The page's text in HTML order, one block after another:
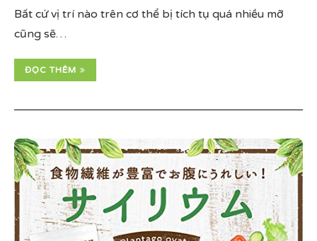
Bất cứ vị trí nào trên cơ thể bị tích tụ quá nhiều mỡ
cũng sẽ…
ĐỌC THÊM